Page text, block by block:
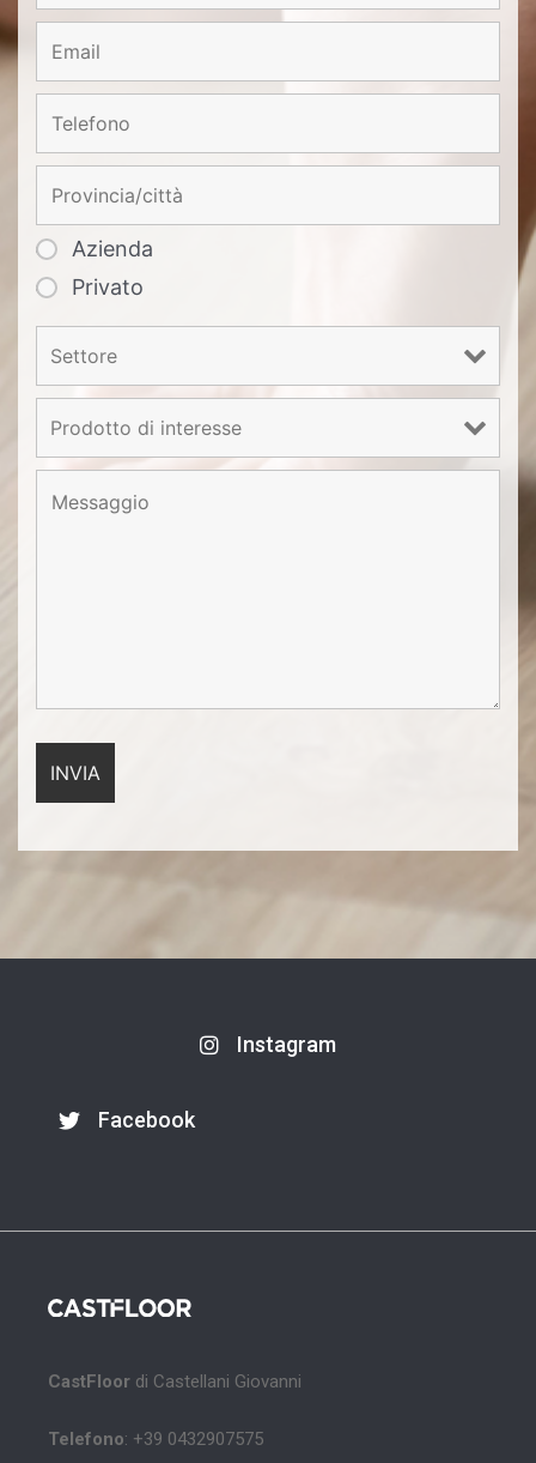
Azienda
Privato
Instagram
Facebook
CastFloor di Castellani Giovanni
Telefono: +39 0432907575